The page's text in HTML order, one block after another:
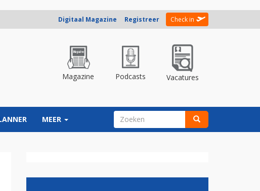
Digitaal Magazine Registreer Check in
Magazine Podcasts Vacatures
MEER ZOEKVELD